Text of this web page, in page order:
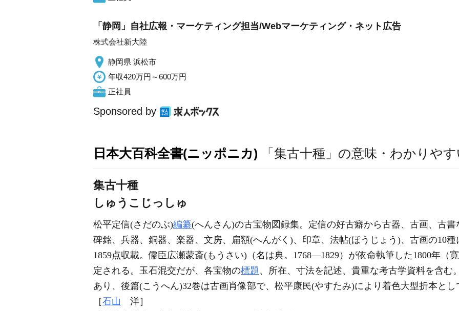
「静岡」自社広報・マーケティング担当/Webマーケティング・ネット広告
株式会社新大陸
静岡県 浜松市
年収420万円～600万円
正社員
Sponsored by
日本大百科全書(ニッポニカ) 「集古十種」の意味・わかりや
集古十種
しゅうこじっしゅ
松平定信(さだのぶ)編纂(へんさん)の古宝物図録集。定信の好古癖から古器、古画、古
碑銘、兵器、銅器、楽器、文房、扁額(へんがく)、印章、法帖(ほうじょう)、古画の10
1859点収載。儒臣広瀬蒙斎(もうさい)（名は典。1768―1829）が依命執筆した1800年（
定される。玉石混交だが、各宝物の標題 、所在、寸法を記述、貴重な考古学資料を含む
あり、後篇(こうへん)32巻は古画肖像部で、松平康民(やすたみ)により着色大型折本と
［石山 洋］